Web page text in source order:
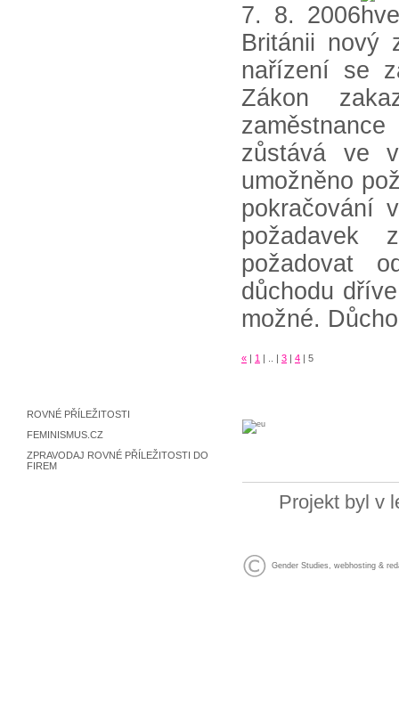
7. 8. 2006
Británii nový
nařízení se
Zákon
zůstává ve
umožněno
pokračování
požadavek
požadovat
důchodu
možné.
« | 1 | | 3 | 4 | 5
ROVNÉ PŘÍLEŽITOSTI
FEMINISMUS.CZ
ZPRAVODAJ ROVNÉ PŘÍLEŽITOSTI DO
FIREM
Projekt byl v
Gender Studies webhosting &